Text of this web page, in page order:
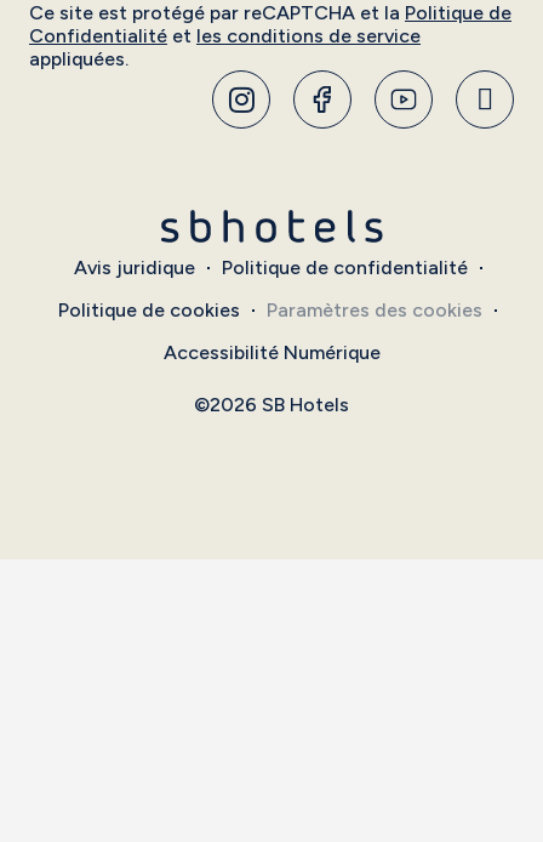
Ce site est protégé par reCAPTCHA et la Politique de
Confidentialité et les conditions de service
appliquées.
Avis juridique
Politique de confidentialité
Politique de cookies
Paramètres des cookies
Accessibilité Numérique
©2026 SB Hotels